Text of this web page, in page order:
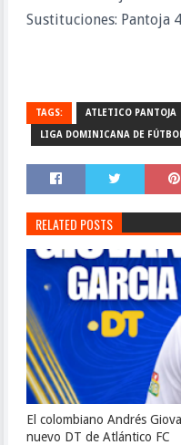
Sustituciones: Pantoja
TAGS: ATLETICO PANTOJA
LIGA DOMINICANA DE
RELATED POSTS
El colombiano Andrés
nuevo DT de Atlántico FC